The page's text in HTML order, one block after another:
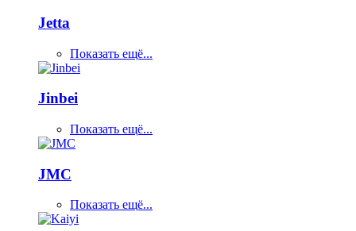
Jetta
Показать ещё...
Jinbei
Показать ещё...
JMC
Показать ещё...